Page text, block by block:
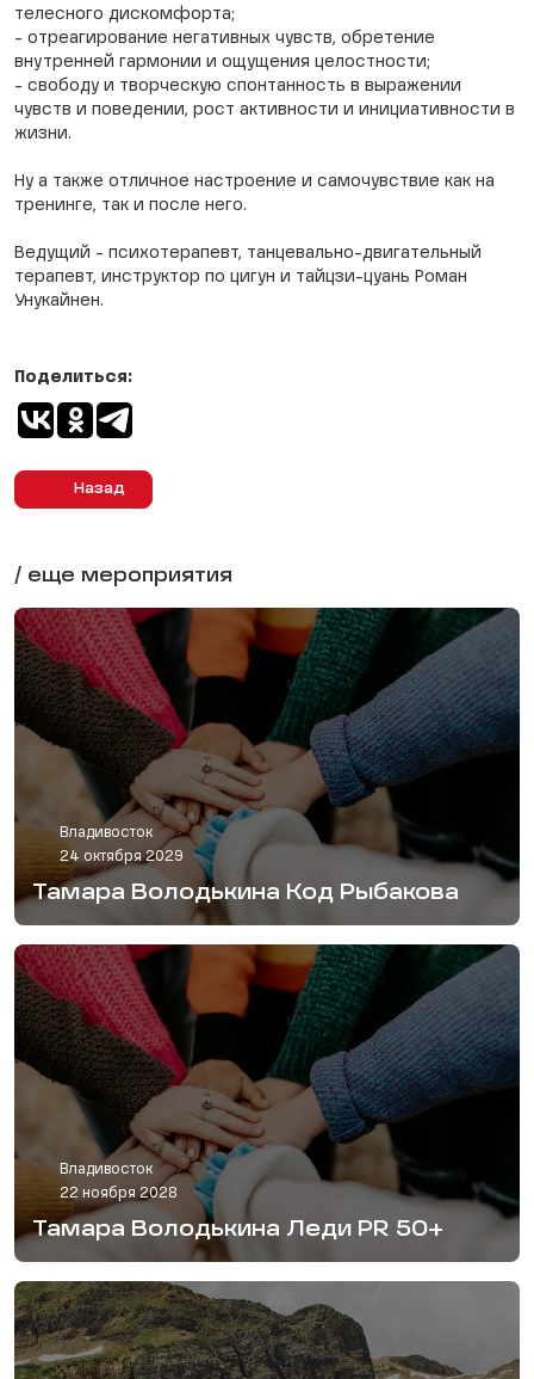
телесного дискомфорта;
- отреагирование негативных чувств, обретение
внутренней гармонии и ощущения целостности;
- свободу и творческую спонтанность в выражении
чувств и поведении, рост активности и инициативности в
жизни.
Ну а также отличное настроение и самочувствие как на
тренинге, так и после него.
Ведущий - психотерапевт, танцевально-двигательный
терапевт, инструктор по цигун и тайцзи-цуань Роман
Унукайнен.
Назад
Поделиться:
/ еще мероприятия
Владивосток
24 октября 2029
Тамара Володькина Код Рыбакова
Владивосток
22 ноября 2028
Тамара Володькина Леди PR 50+